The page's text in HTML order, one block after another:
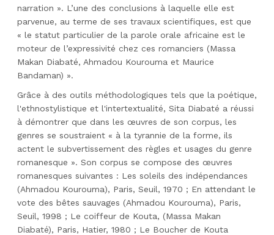
narration ». L’une des conclusions à laquelle elle est
parvenue, au terme de ses travaux scientifiques, est que
« le statut particulier de la parole orale africaine est le
moteur de l’expressivité chez ces romanciers (Massa
Makan Diabaté, Ahmadou Kourouma et Maurice
Bandaman) ».
Grâce à des outils méthodologiques tels que la poétique,
l'ethnostylistique et l'intertextualité, Sita Diabaté a réussi
à démontrer que dans les œuvres de son corpus, les
genres se soustraient « à la tyrannie de la forme, ils
actent le subvertissement des règles et usages du genre
romanesque ». Son corpus se compose des œuvres
romanesques suivantes : Les soleils des indépendances
(Ahmadou Kourouma), Paris, Seuil, 1970 ; En attendant le
vote des bêtes sauvages (Ahmadou Kourouma), Paris,
Seuil, 1998 ; Le coiffeur de Kouta, (Massa Makan
Diabaté), Paris, Hatier, 1980 ; Le Boucher de Kouta